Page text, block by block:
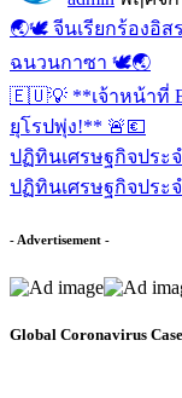
🌏🕊️ จีนเรียกร้องอิส
ฉนวนกาซา 🕊️🌏
🇪🇺💡 **เจ้าหน้าที่
ยุโรปพุ่ง!** 🚨💶
ปฏิทินเศรษฐกิจประ
ปฏิทินเศรษฐกิจประ
- Advertisement -
Global Coronavirus